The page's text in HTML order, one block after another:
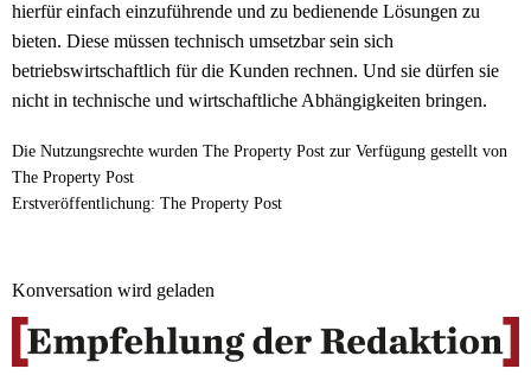
hierfür einfach einzuführende und zu bedienende Lösungen zu
bieten. Diese müssen technisch umsetzbar sein sich
betriebswirtschaftlich für die Kunden rechnen. Und sie dürfen sie
nicht in technische und wirtschaftliche Abhängigkeiten bringen.
Die Nutzungsrechte wurden The Property Post zur Verfügung gestellt von
The Property Post
Erstveröffentlichung: The Property Post
Konversation wird geladen